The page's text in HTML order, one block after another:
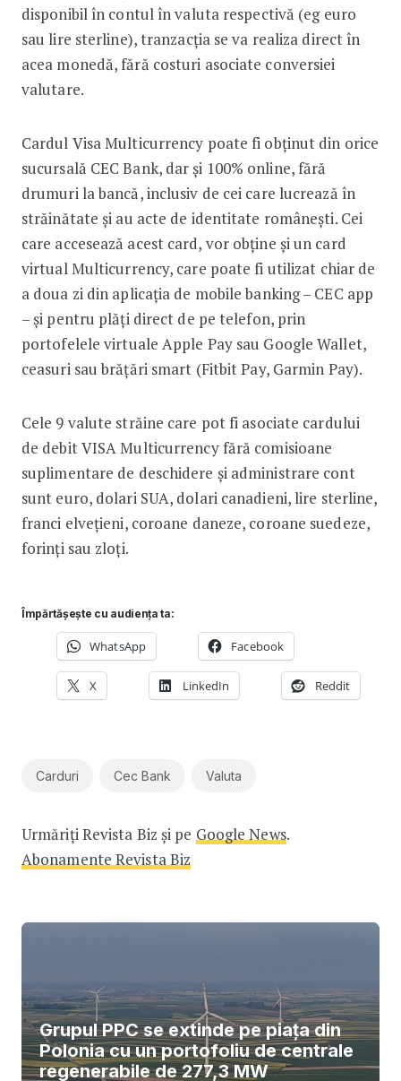
disponibil în contul în valuta respectivă (eg euro
sau lire sterline), tranzacția se va realiza direct în
acea monedă, fără costuri asociate conversiei
valutare.
Cardul Visa Multicurrency poate fi obținut din orice
sucursală CEC Bank, dar și 100% online, fără
drumuri la bancă, inclusiv de cei care lucrează în
străinătate și au acte de identitate românești. Cei
care accesează acest card, vor obține și un card
virtual Multicurrency, care poate fi utilizat chiar de
a doua zi din aplicația de mobile banking – CEC app
– și pentru plăți direct de pe telefon, prin
portofelele virtuale Apple Pay sau Google Wallet,
ceasuri sau brățări smart (Fitbit Pay, Garmin Pay).
Cele 9 valute străine care pot fi asociate cardului
de debit VISA Multicurrency fără comisioane
suplimentare de deschidere și administrare cont
sunt euro, dolari SUA, dolari canadieni, lire sterline,
franci elvețieni, coroane daneze, coroane suedeze,
forinți sau zloți.
Împărtășește cu audiența ta:
WhatsApp Facebook
X LinkedIn Reddit
Carduri Cec Bank Valuta
Urmăriți Revista Biz și pe Google News.
Abonamente Revista Biz
Grupul PPC se extinde pe piața din
Polonia cu un portofoliu de centrale
regenerabile de 277,3 MW